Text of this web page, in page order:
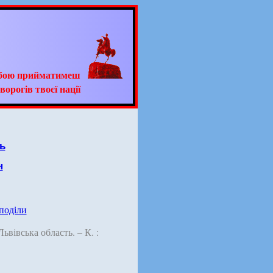
прийматимеш
ворогів твоєї нації
область. – К. :